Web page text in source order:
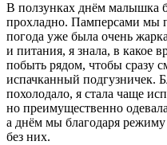
В ползунках днём малышка
прохладно. Памперсами мы
погода уже была очень
и питания, я знала, в какое
побыть рядом, чтобы сразу
испачканный подгузничек.
похолодало, я стала чаще
но преимущественно
а днём мы благодаря режиму
без них.